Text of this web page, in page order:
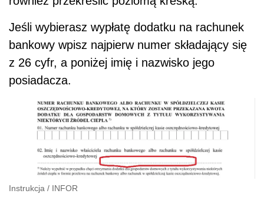
Jeśli wybierasz wypłatę dodatku na rachunek
bankowy wpisz najpierw numer składający się
z 26 cyfr, a poniżej imię i nazwisko jego
posiadacza.
Instrukcja / INFOR